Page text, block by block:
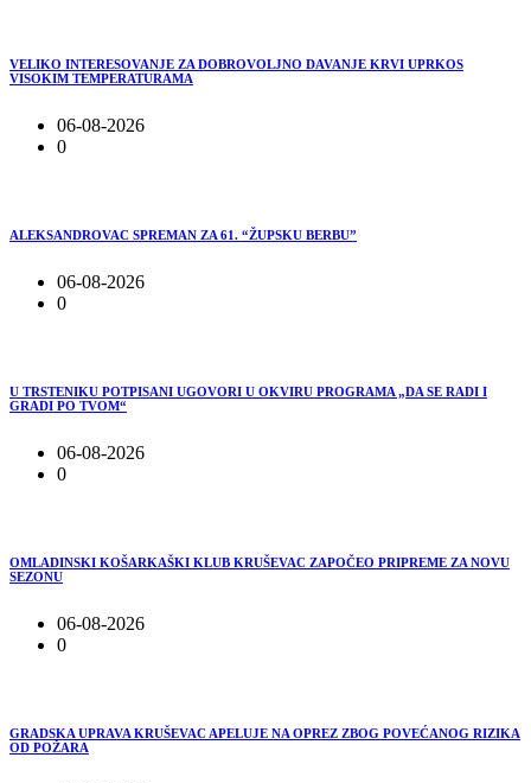
VELIKO INTERESOVANJE ZA DOBROVOLJNO DAVANJE KRVI UPRKOS
VISOKIM TEMPERATURAMA
06-08-2026
0
ALEKSANDROVAC SPREMAN ZA 61. “ŽUPSKU BERBU”
06-08-2026
0
U TRSTENIKU POTPISANI UGOVORI U OKVIRU PROGRAMA „DA SE RADI I
GRADI PO TVOM“
06-08-2026
0
OMLADINSKI KOŠARKAŠKI KLUB KRUŠEVAC ZAPOČEO PRIPREME ZA NOVU
SEZONU
06-08-2026
0
GRADSKA UPRAVA KRUŠEVAC APELUJE NA OPREZ ZBOG POVEĆANOG RIZIKA
OD POŽARA